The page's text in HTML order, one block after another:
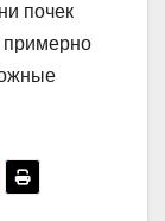
почек
примерно